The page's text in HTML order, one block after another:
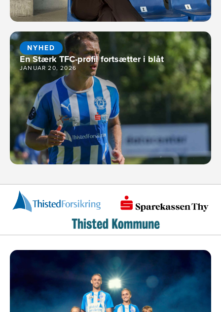
NYHED
En Stærk TFC-profil fortsætter i blåt
JANUAR 20, 2026